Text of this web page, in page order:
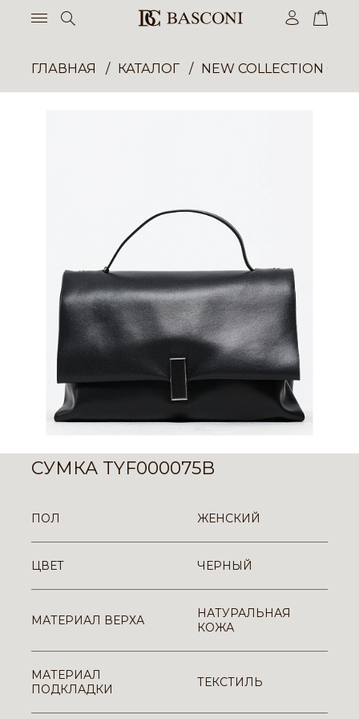
ГЛАВНАЯ КАТАЛОГ NEW COLLECTION
СУМКА TYF000075B
ПОЛ ЖЕНСКИЙ
ЦВЕТ ЧЕРНЫЙ
МАТЕРИАЛ ВЕРХА
НАТУРАЛЬНАЯ
КОЖА
МАТЕРИАЛ
ПОДКЛАДКИ
ТЕКСТИЛЬ